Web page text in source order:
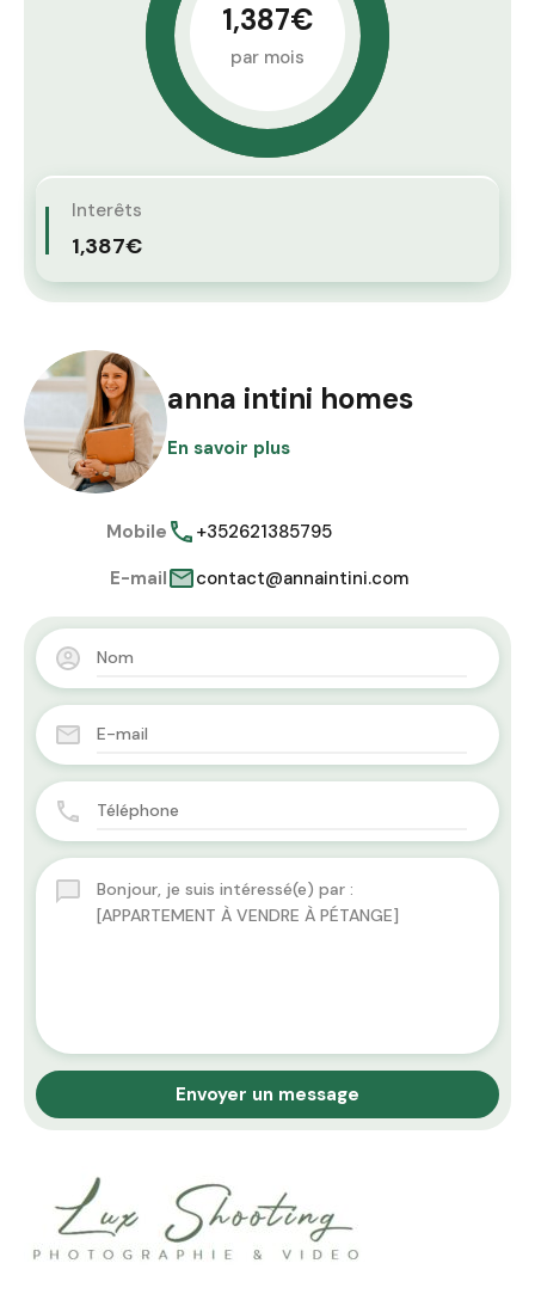
1,387€
par mois
Interêts
1,387€
anna intini homes
En savoir plus
Mobile
+352621385795
E-mail
contact@annaintini.com
Envoyer un message